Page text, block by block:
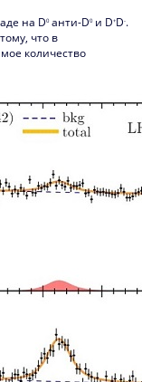
на D0 анти-D0 и D+D-.
что в
количество